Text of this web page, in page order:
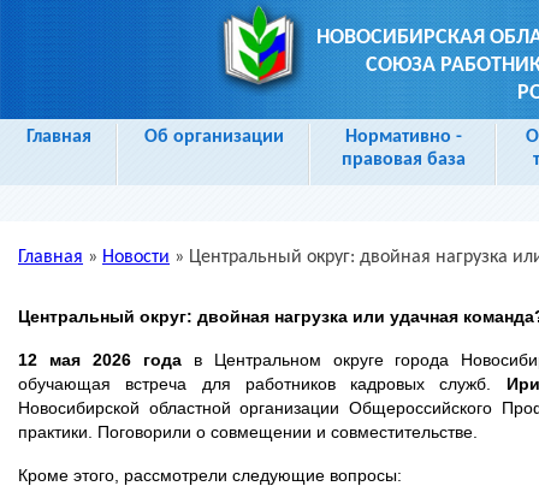
НОВОСИБИРСКАЯ
СОЮЗА
Главная Об организации
Нормативно -
правовая база
Главная » Новости » Центральный округ: двойная нагрузка
Центральный округ: двойная нагрузка или удачная
12 мая 2026 годав Центральном округе города
обучающая встреча для работников кадровых служб.
Новосибирской областной организации Общероссийского
практики. Поговорили о совмещении и совместительстве.
Кроме этого, рассмотрели следующие вопросы: